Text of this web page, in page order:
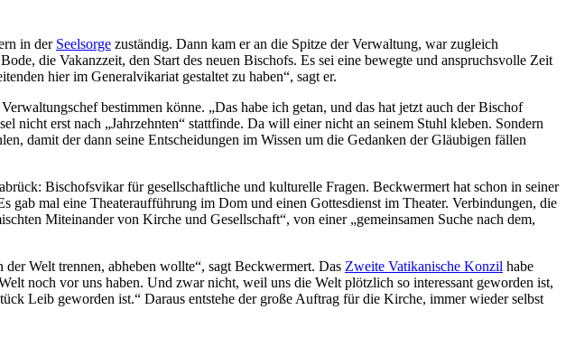
in der Seelsorge zuständig. Dann kam er an die Spitze der Verwaltung, war zugleich
die Vakanzzeit, den Start des neuen Bischofs. Es sei eine bewegte und anspruchsvolle Zeit
hier im Generalvikariat gestaltet zu haben“, sagt er.
bestimmen könne. „Das habe ich getan, und das hat jetzt auch der Bischof
nicht erst nach „Jahrzehnten“ stattfinde. Da will einer nicht an seinem Stuhl kleben. Sondern
damit der dann seine Entscheidungen im Wissen um die Gedanken der Gläubigen fällen
Bischofsvikar für gesellschaftliche und kulturelle Fragen. Beckwermert hat schon in seiner
mal eine Theateraufführung im Dom und einen Gottesdienst im Theater. Verbindungen, die
Miteinander von Kirche und Gesellschaft“, von einer „gemeinsamen Suche nach dem,
Welt trennen, abheben wollte“, sagt Beckwermert. Das Zweite Vatikanische Konzil habe
noch vor uns haben. Und zwar nicht, weil uns die Welt plötzlich so interessant geworden ist,
Leib geworden ist.“ Daraus entstehe der große Auftrag für die Kirche, immer wieder selbst